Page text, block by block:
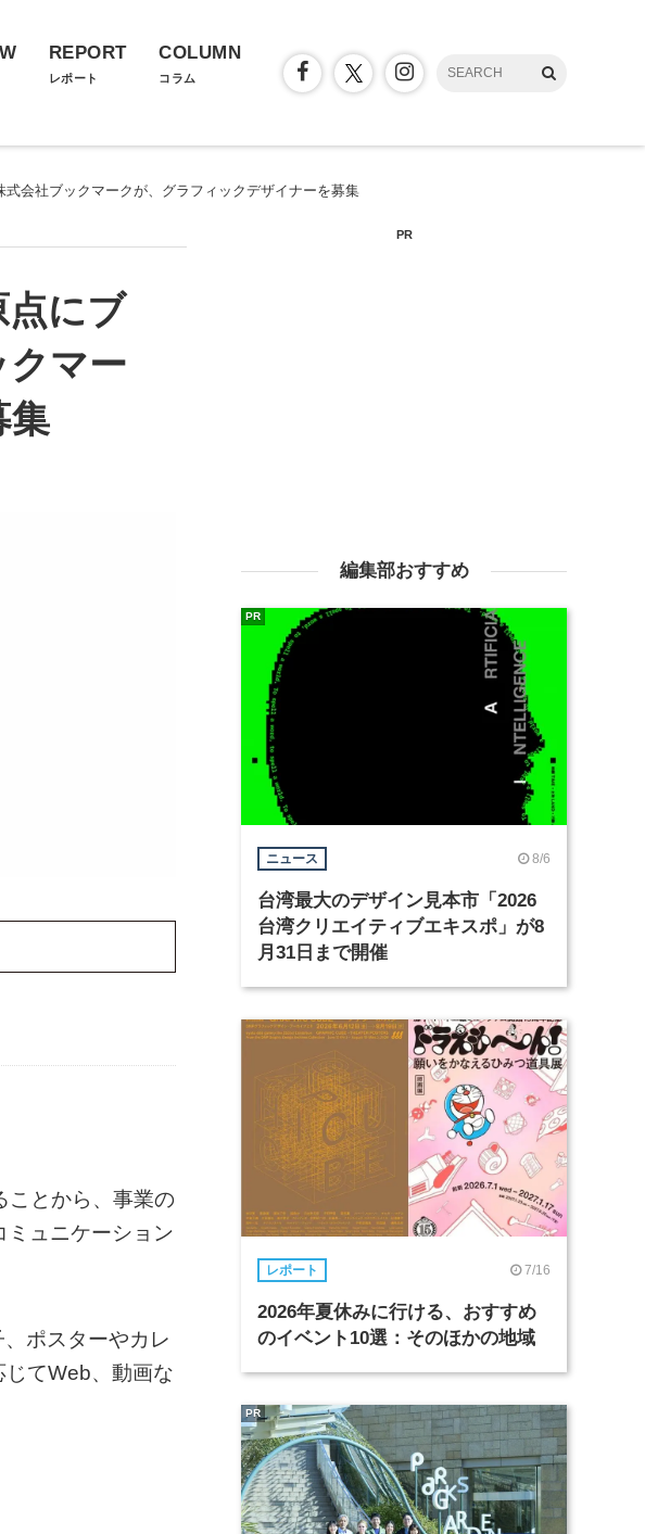
REPORT
レポート
COLUMN
コラム
会社ブックマークが、グラフィックデザイナーを募集
点にブ
マー
集
ことから、事業の
ミュニケーション
ポスターやカレ
てWeb、動画な
PR
編集部おすすめ
ニュース 8/6
台湾最大のデザイン見本市「2026
台湾クリエイティブエキスポ」が8
月31日まで開催
PR
レポート 7/16
2026年夏休みに行ける、おすすめ
のイベント10選：そのほかの地域
PR